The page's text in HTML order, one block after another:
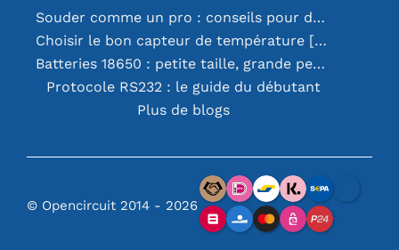
Souder comme un pro : conseils pour des connexions électroniques parfaites
Choisir le bon capteur de température [youtube]
Batteries 18650 : petite taille, grande performance
Protocole RS232 : le guide du débutant
Plus de blogs
© Opencircuit 2014 - 2026